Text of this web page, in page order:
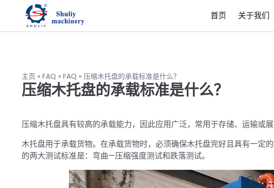
首页 关于我们
主页 » FAQ » FAQ » 压缩木托盘的承载标准是什么？
压缩木托盘的承载标准是什么？
压缩木托盘具有较高的承载能力，因此应用广泛，常用于存储、运输或
木托盘用于承载货物。在承载货物时，必须确保木托盘完好且具有一定
的两大测试标准是：弯曲—压缩强度测试和跌落测试。